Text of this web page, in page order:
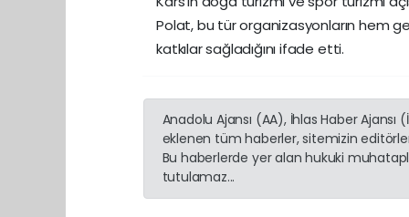
Polat, bu tür organizasyonların hem
katkılar sağladığını ifade etti.
Anadolu Ajansı (AA), İhlas Haber
eklenen tüm haberler, sitemizin
Bu haberlerde yer alan hukuki
tutulamaz...